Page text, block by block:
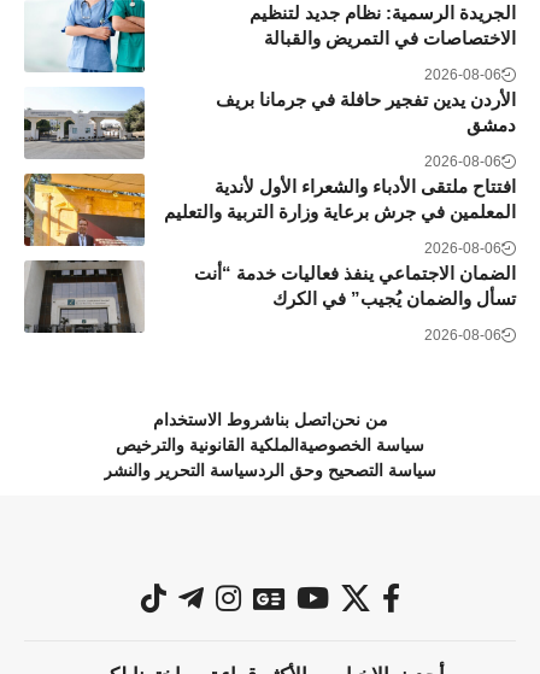
الجريدة الرسمية: نظام جديد لتنظيم
الاختصاصات في التمريض والقبالة
2026-08-06
الأردن يدين تفجير حافلة في جرمانا بريف
دمشق
2026-08-06
افتتاح ملتقى الأدباء والشعراء الأول لأندية
المعلمين في جرش برعاية وزارة التربية والتعليم
2026-08-06
الضمان الاجتماعي ينفذ فعاليات خدمة “أنت
تسأل والضمان يُجيب” في الكرك
2026-08-06
من نحن اتصل بناشروط الاستخدام
سياسة الخصوصية الملكية القانونية والترخيص
سياسة التصحيح وحق الردسياسة التحرير والنشر